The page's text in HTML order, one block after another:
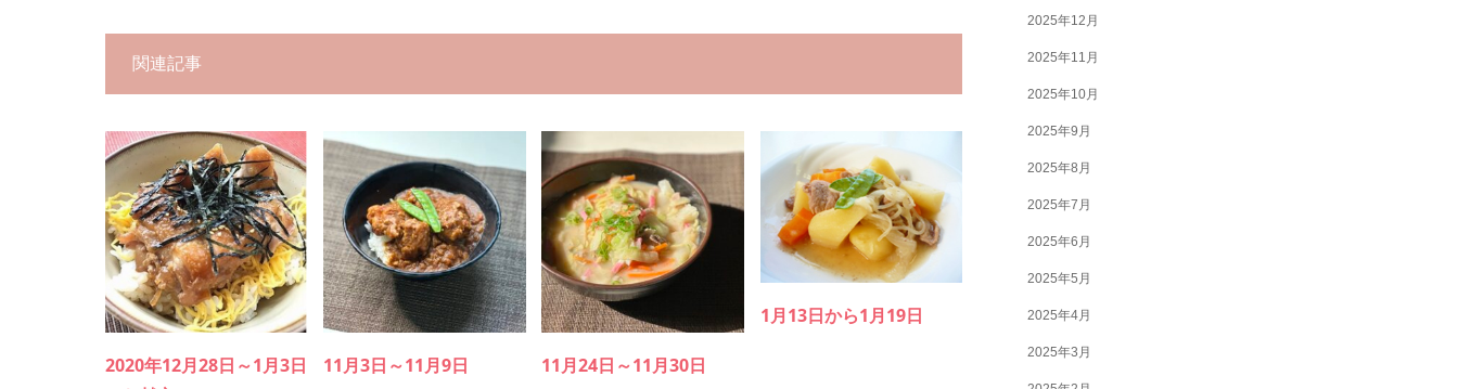
関連記事
2020年12月28日～1月3日
11月3日～11月9日 11月24日～11月30日
1月13日から1月19日
2025年12月
2025年11月
2025年10月
2025年9月
2025年8月
2025年7月
2025年6月
2025年5月
2025年4月
2025年3月